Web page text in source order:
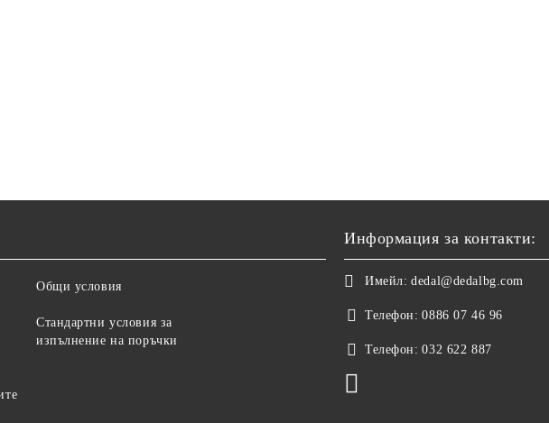
Общи условия
Стандартни условия за
изпълнение на поръчки
Информация за контакти:
Имейл: dedal@dedalbg.com
Телефон: 0886 07 46 96
Телефон: 032 622 887